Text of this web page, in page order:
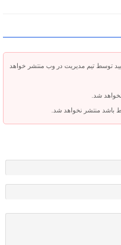
توسط تیم مدیریت در وب منتشر خواهد
شد.
باشد منتشر نخواهد شد.